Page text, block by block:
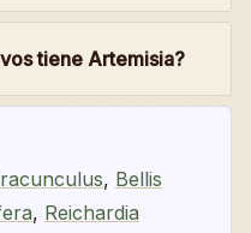
tiene Artemisia?
, Bellis
, Reichardia